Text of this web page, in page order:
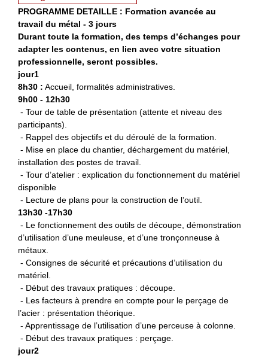
PROGRAMME DETAILLE : Formation avancée au
travail du métal - 3 jours
Durant toute la formation, des temps d’échanges pour
adapter les contenus, en lien avec votre situation
professionnelle, seront possibles.
jour1
8h30 : Accueil, formalités administratives.
9h00 - 12h30
- Tour de table de présentation (attente et niveau des
participants).
- Rappel des objectifs et du déroulé de la formation.
- Mise en place du chantier, déchargement du matériel,
installation des postes de travail.
- Tour d’atelier : explication du fonctionnement du matériel
disponible
- Lecture de plans pour la construction de l’outil.
13h30 -17h30
- Le fonctionnement des outils de découpe, démonstration
d’utilisation d’une meuleuse, et d’une tronçonneuse à
métaux.
- Consignes de sécurité et précautions d’utilisation du
matériel.
- Début des travaux pratiques : découpe.
- Les facteurs à prendre en compte pour le perçage de
l’acier : présentation théorique.
- Apprentissage de l’utilisation d’une perceuse à colonne.
- Début des travaux pratiques : perçage.
jour2